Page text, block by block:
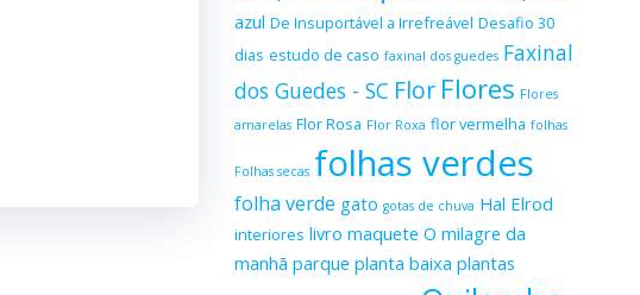
azul De Insuportável a Irrefreável Desafio 30
dias estudo de caso faxinal dos guedes Faxinal
dos Guedes - SC Flor Flores Flores
amarelas Flor Rosa Flor Roxa flor vermelha folhas
Folhas secas folhas verdes
folha verde gato gotas de chuva Hal Elrod
interiores livro maquete O milagre da
manhã parque planta baixa plantas